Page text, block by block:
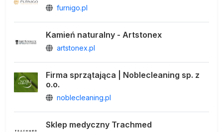
furnigo.pl
Kamień naturalny - Artstonex
artstonex.pl
Firma sprzątająca | Noblecleaning sp. z
o.o.
noblecleaning.pl
Sklep medyczny Trachmed